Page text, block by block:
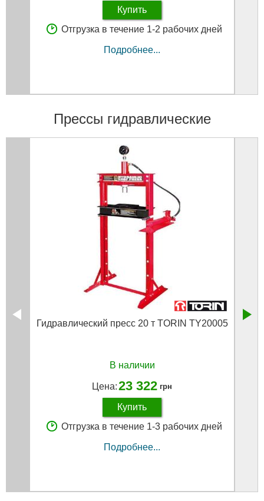
Купить
Отгрузка в течение 1-2 рабочих дней
Подробнее...
Прессы гидравлические
Гидравлический пресс 20 т TORIN TY20005
В наличии
Цена:23 322 грн
Купить
Отгрузка в течение 1-3 рабочих дней
Подробнее...